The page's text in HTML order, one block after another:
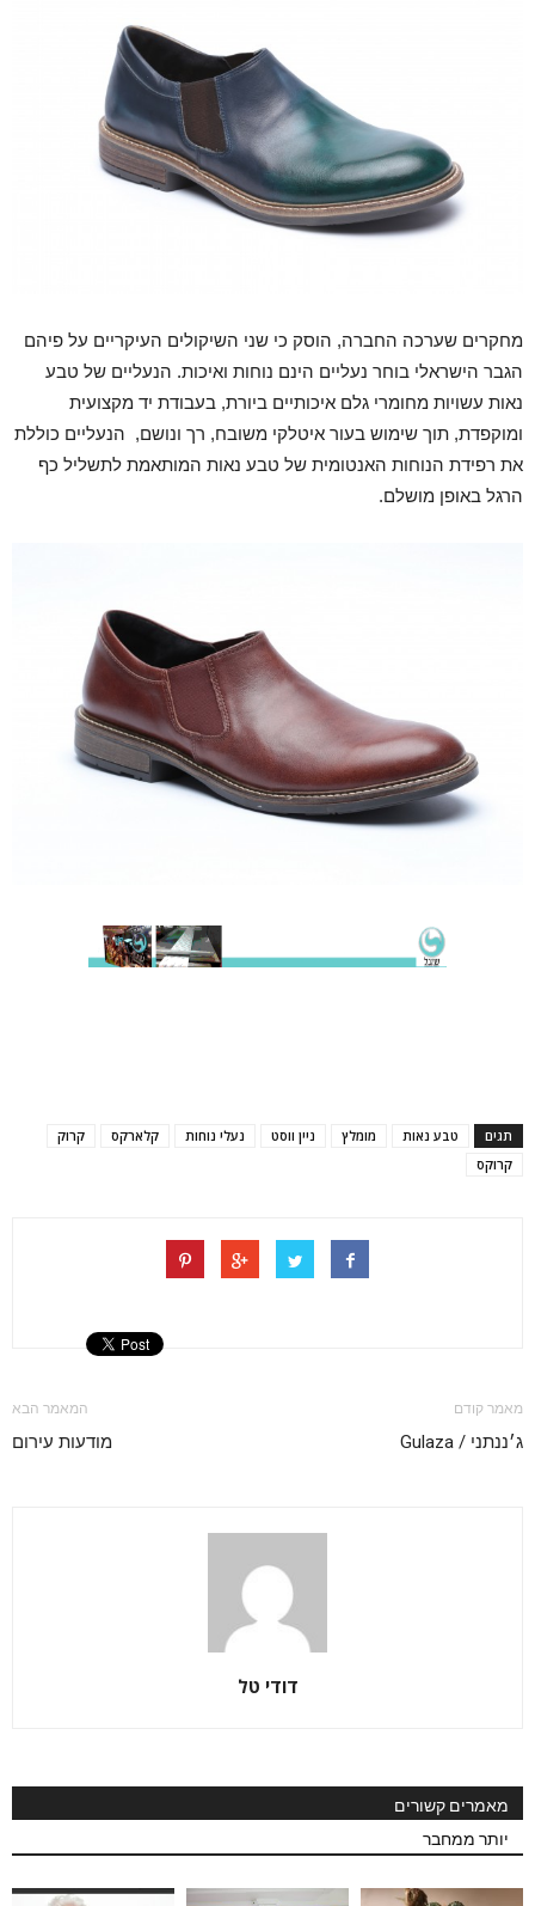
מחקרים שערכה החברה, הוסק כי שני השיקולים העיקריים על פיהם
הגבר הישראלי בוחר נעליים הינם נוחות ואיכות. הנעליים של טבע
נאות עשויות מחומרי גלם איכותיים ביורת, בעבודת יד מקצועית
ומוקפדת, תוך שימוש בעור איטלקי משובח, רך ונושם, הנעליים כוללת
את רפידת הנוחות האנטומית של טבע נאות המותאמת לתשליל כף
הרגל באופן מושלם.
תגים טבע נאות מומלץ ניין ווסט נעלי נוחות קלארקס
קרוק
קרוקס
מאמר קודם
ג׳ננתני / Gulaza
המאמר הבא
מודעות עירום
דודי טל
מאמרים קשורים
יותר ממחבר